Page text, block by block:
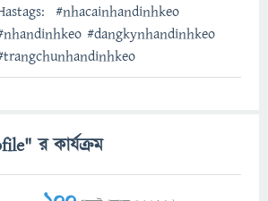
#nhacainhandinhkeo
#dangkynhandinhkeo
র কার্যক্রম